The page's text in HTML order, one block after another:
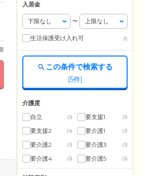
入居金
〜
生活保護受け入れ可 (1)
この条件で検索する
(5件)
介護度
自立
(3) 要支援1 (3)
要支援2 (4) 要介護1 (3)
要介護2 (3) 要介護3 (3)
要介護4 (3) 要介護5 (3)